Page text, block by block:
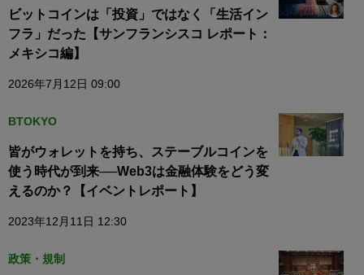
ビットコインは「投資」ではなく「生活イン
フラ」だった【サンフランシスコ レポート：
メキシコ編】
2026年7月12日 09:00
BTOKYO
皆がウォレットを持ち、ステーブルコインを
使う時代が到来──Web3は金融体験をどう変
えるのか？【イベントレポート】
2023年12月11日 12:30
政策・規制